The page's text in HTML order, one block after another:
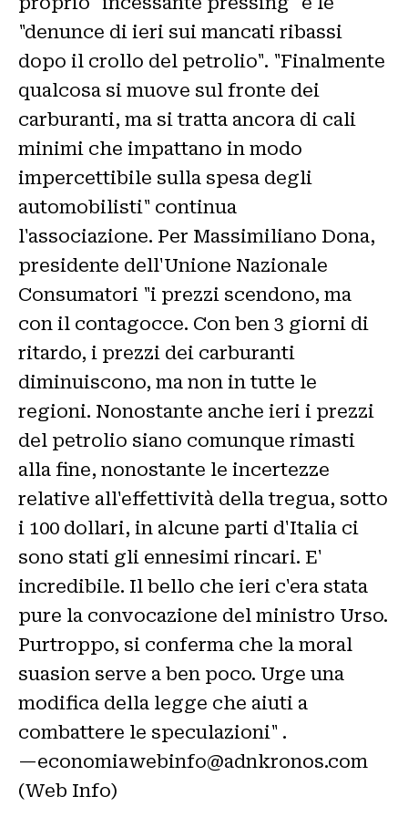
"denunce di ieri sui mancati ribassi
dopo il crollo del petrolio". "Finalmente
qualcosa si muove sul fronte dei
carburanti, ma si tratta ancora di cali
minimi che impattano in modo
impercettibile sulla spesa degli
automobilisti" continua
l'associazione. Per Massimiliano Dona,
presidente dell'Unione Nazionale
Consumatori "i prezzi scendono, ma
con il contagocce. Con ben 3 giorni di
ritardo, i prezzi dei carburanti
diminuiscono, ma non in tutte le
regioni. Nonostante anche ieri i prezzi
del petrolio siano comunque rimasti
alla fine, nonostante le incertezze
relative all'effettività della tregua, sotto
i 100 dollari, in alcune parti d'Italia ci
sono stati gli ennesimi rincari. E'
incredibile. Il bello che ieri c'era stata
pure la convocazione del ministro Urso.
Purtroppo, si conferma che la moral
suasion serve a ben poco. Urge una
modifica della legge che aiuti a
combattere le speculazioni" .
—economiawebinfo@adnkronos.com
(Web Info)